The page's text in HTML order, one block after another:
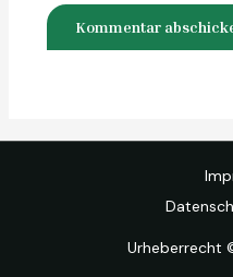
Urheberrecht